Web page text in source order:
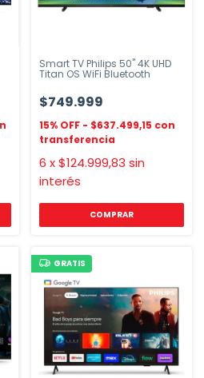
Smart TV Philips 50" 4K UHD
Titan OS WiFi Bluetooth
$749.999
$637.499,15
6 x$124.999,83 sin
interés
GRATIS